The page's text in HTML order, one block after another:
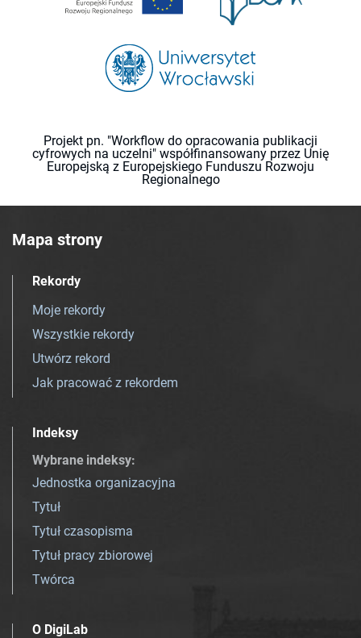
Projekt pn. "Workflow do opracowania publikacji
cyfrowych na uczelni" współfinansowany przez Unię
Europejską z Europejskiego Funduszu Rozwoju
Regionalnego
Mapa strony
Rekordy
Moje rekordy
Wszystkie rekordy
Utwórz rekord
Jak pracować z rekordem
Indeksy
Wybrane indeksy:
Jednostka organizacyjna
Tytuł
Tytuł czasopisma
Tytuł pracy zbiorowej
Twórca
O DigiLab